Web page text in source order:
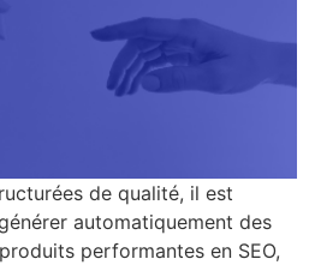
de qualité, il est
automatiquement des
performantes en SEO,